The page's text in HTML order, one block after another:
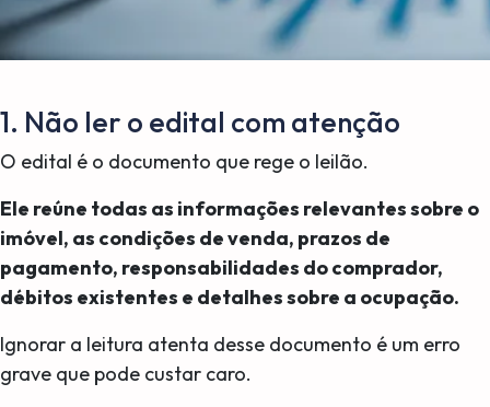
1. Não ler o edital com atenção
O edital é o documento que rege o leilão.
Ele reúne todas as informações relevantes sobre o
imóvel, as condições de venda, prazos de
pagamento, responsabilidades do comprador,
débitos existentes e detalhes sobre a ocupação.
Ignorar a leitura atenta desse documento é um erro
grave que pode custar caro.